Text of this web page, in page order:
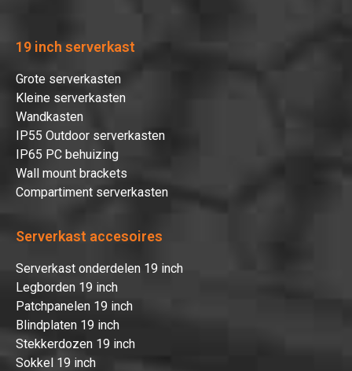
19 inch serverkast
Grote serverkasten
Kleine serverkasten
Wandkasten
IP55 Outdoor serverkasten
IP65 PC behuizing
Wall mount brackets
Compartiment serverkasten
Serverkast accesoires
Serverkast onderdelen 19 inch
Legborden 19 inch
Patchpanelen 19 inch
Blindplaten 19 inch
Stekkerdozen 19 inch
Sokkel 19 inch